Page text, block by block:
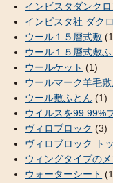
インビスタダンク
インビスタ社 ダク
ウール１５層式敷
ウール１５層式敷
ウールケット (1)
ウールマーク羊毛
ウール敷ふとん (1)
ウイルスを99.99%
ヴィロブロック (3)
ヴィロブロック ト
ウィングタイプの
ウォーターシート